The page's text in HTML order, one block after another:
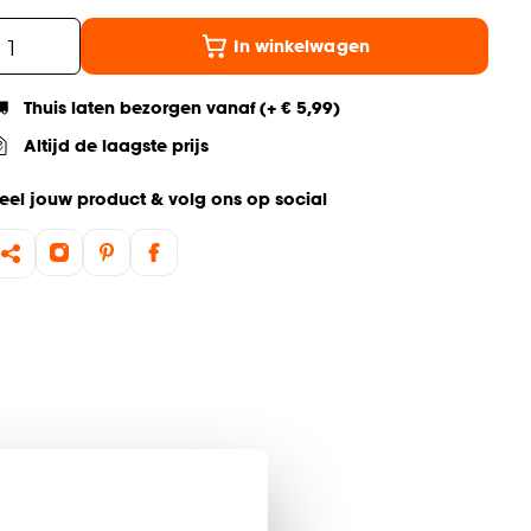
In winkelwagen
Thuis laten bezorgen vanaf (+ € 5,99)
Altijd de laagste prijs
jouw product & volg ons op social